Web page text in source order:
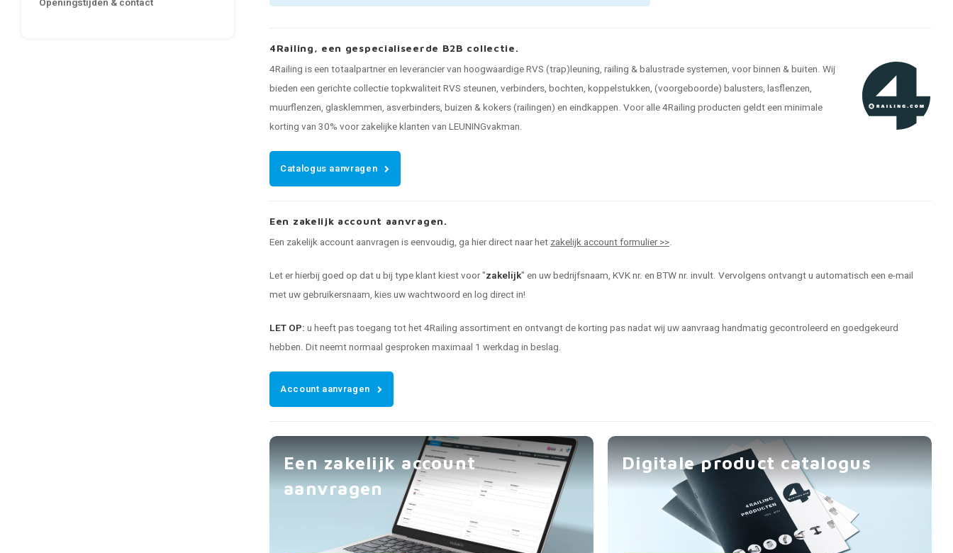
Openingstijden & contact
4Railing, een gespecialiseerde B2B collectie.
4Railing is een totaalpartner en leverancier van hoogwaardige RVS (trap)leuning, railing & balustrade systemen, voor binnen & buiten. Wij
bieden een gerichte collectie topkwaliteit RVS steunen, verbinders, bochten, koppelstukken, (voorgeboorde) balusters, lasflenzen,
muurflenzen, glasklemmen, asverbinders, buizen & kokers (railingen) en eindkappen. Voor alle 4Railing producten geldt een minimale
korting van 30% voor zakelijke klanten van LEUNINGvakman.
Catalogus aanvragen
Een zakelijk account aanvragen.
Een zakelijk account aanvragen is eenvoudig, ga hier direct naar hetzakelijk account formulier >>.
Let er hierbij goed op dat u bij type klant kiest voor "zakelijk" en uw bedrijfsnaam, KVK nr. en BTW nr. invult. Vervolgens ontvangt u automatisch een e-mail
met uw gebruikersnaam, kies uw wachtwoord en log direct in!
LET OP: u heeft pas toegang tot het 4Railing assortiment en ontvangt de korting pas nadat wij uw aanvraag handmatig gecontroleerd en goedgekeurd
hebben. Dit neemt normaal gesproken maximaal 1 werkdag in beslag.
Account aanvragen
Een zakelijk account
aanvragen
Digitale product catalogus